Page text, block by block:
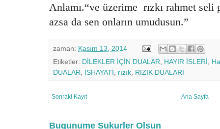
Anlamı.“ve üzerime rızkı rahmet
azsa da sen onların umudusun.”
zaman: Kasım 13, 2014
Etiketler: DİLEKLER İÇİN DUALAR HAYIR İSLERİ
DUALAR
İSHAYATİ rızık RIZIK DUALARI
Sonraki Kayıt Ana Sayfa
Bugunume Sukurler Olsun